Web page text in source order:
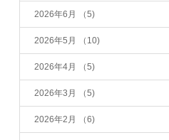
2026年6月 （5)
2026年5月 （10)
2026年4月 （5)
2026年3月 （5)
2026年2月 （6)